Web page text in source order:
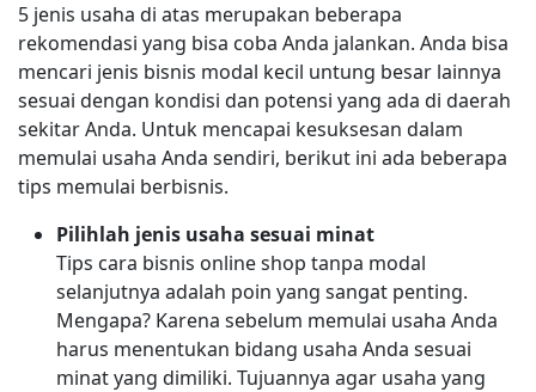
5 jenis usaha di atas merupakan beberapa
rekomendasi yang bisa coba Anda jalankan. Anda bisa
mencari jenis bisnis modal kecil untung besar lainnya
sesuai dengan kondisi dan potensi yang ada di daerah
sekitar Anda. Untuk mencapai kesuksesan dalam
memulai usaha Anda sendiri, berikut ini ada beberapa
tips memulai berbisnis.
Pilihlah jenis usaha sesuai minat
Tips cara bisnis online shop tanpa modal
selanjutnya adalah poin yang sangat penting.
Mengapa? Karena sebelum memulai usaha Anda
harus menentukan bidang usaha Anda sesuai
minat yang dimiliki. Tujuannya agar usaha yang